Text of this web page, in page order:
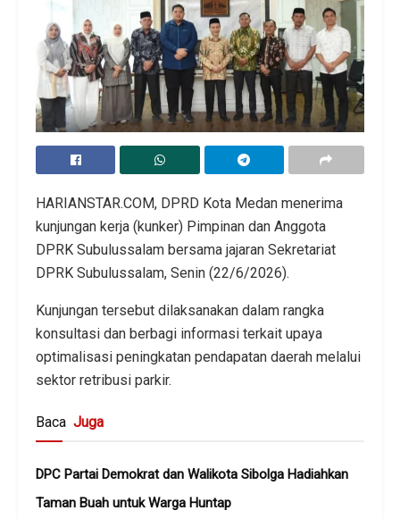
HARIANSTAR.COM, DPRD Kota Medan menerima
kunjungan kerja (kunker) Pimpinan dan Anggota
DPRK Subulussalam bersama jajaran Sekretariat
DPRK Subulussalam, Senin (22/6/2026).
Kunjungan tersebut dilaksanakan dalam rangka
konsultasi dan berbagi informasi terkait upaya
optimalisasi peningkatan pendapatan daerah melalui
sektor retribusi parkir.
Baca Juga
DPC Partai Demokrat dan Walikota Sibolga Hadiahkan
Taman Buah untuk Warga Huntap